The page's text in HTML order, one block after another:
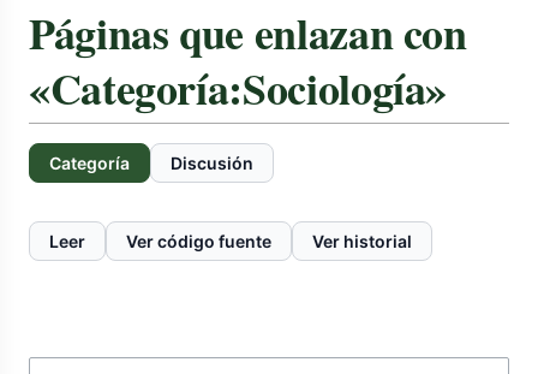
Páginas que enlazan con
«Categoría:Sociología»
Categoría Discusión
Leer Ver código fuente Ver historial